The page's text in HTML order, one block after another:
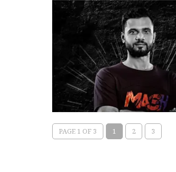
PAGE 1 OF 3 1 2 3